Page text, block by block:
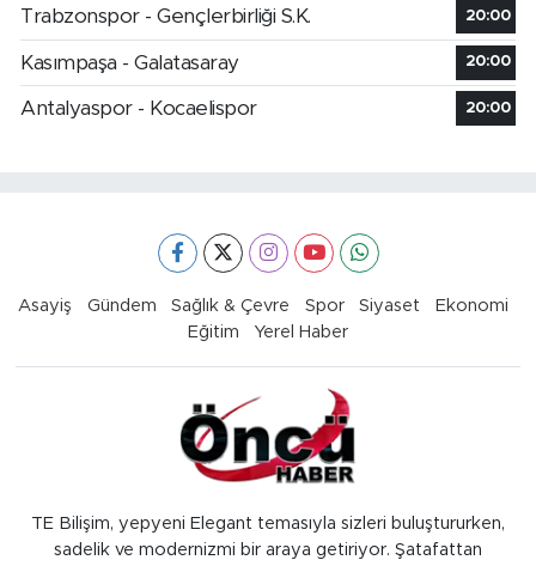
Trabzonspor - Gençlerbirliği S.K. 20:00
Kasımpaşa - Galatasaray 20:00
Antalyaspor - Kocaelispor 20:00
Asayiş Gündem Sağlık & Çevre Spor Siyaset
Ekonomi
Eğitim
Yerel Haber
TE Bilişim, yepyeni Elegant temasıyla sizleri buluştururken,
sadelik ve modernizmi bir araya getiriyor. Şatafattan